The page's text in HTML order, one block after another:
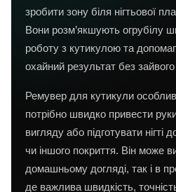
зробити зону біля нігтьової
Вони розм’якшують огрубілу
роботу з кутикулою та
охайний результат без
Ремувер для кутикули
потрібно швидко привести
вигляду або підготувати нігті
чи іншого покриття. Він може
домашньому догляді, так і в
де важлива швидкість,